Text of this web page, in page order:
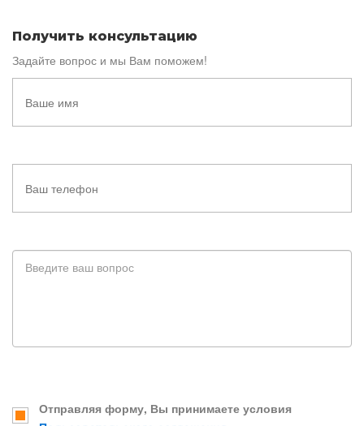
Получить консультацию
Задайте вопрос и мы Вам поможем!
Отправляя форму, Вы принимаете условия